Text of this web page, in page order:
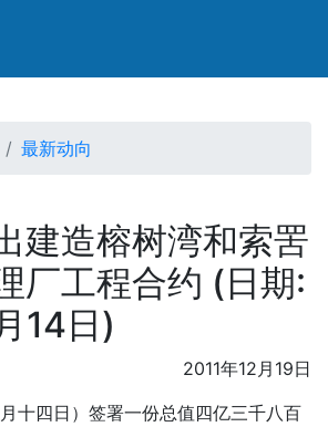
最新动向
建造榕树湾和索罟
厂工程合约 (日期:
14日)
2011年12月19日
十四日）签署一份总值四亿三千八百